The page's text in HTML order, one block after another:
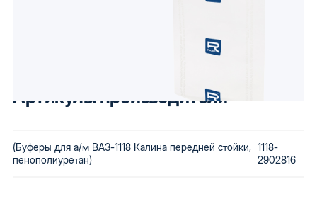
бракованной продукции. Купив автозапчасти Raddo, Вы
Артикулы производителя
(Буферы для а/м ВАЗ-1118 Калина передней стойки,
пенополиуретан)
1118-
2902816